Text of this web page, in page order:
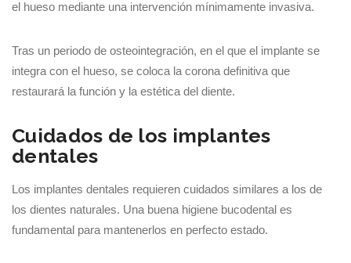
el hueso mediante una intervención mínimamente invasiva.
Tras un periodo de osteointegración, en el que el implante se
integra con el hueso, se coloca la corona definitiva que
restaurará la función y la estética del diente.
Cuidados de los implantes
dentales
Los implantes dentales requieren cuidados similares a los de
los dientes naturales. Una buena higiene bucodental es
fundamental para mantenerlos en perfecto estado.